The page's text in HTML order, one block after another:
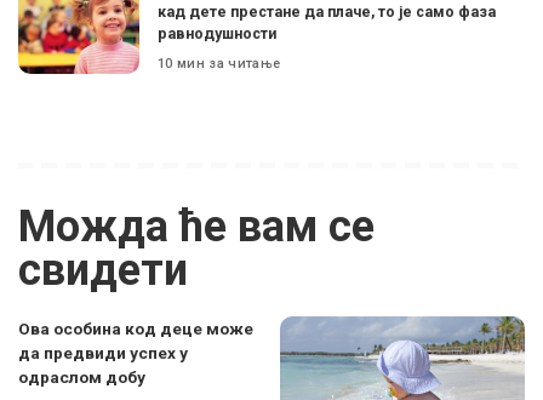
кад дете престане да плаче, то је само фаза
равнодушности
10 мин за читање
Можда ће вам се
свидети
Ова особина код деце може
да предвиди успех у
одраслом добу